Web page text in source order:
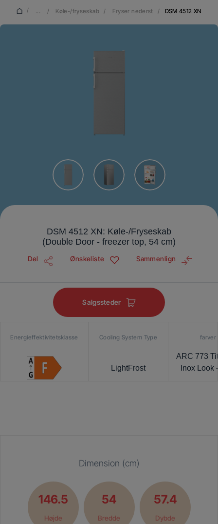
/ ... / Køle-/fryseskab / Fryser nederst / DSM 4512 XN
DSM 4512 XN: Køle-/Fryseskab
(Double Door - freezer top, 54 cm)
Del Ønskeliste Sammenlign
Salgssteder
Energieffektivitetsklasse Cooling System Type
LightFrost
farver
ARC 773
Inox Look
Dimension (cm)
146.5
Højde
54
Bredde
57.4
Dybde